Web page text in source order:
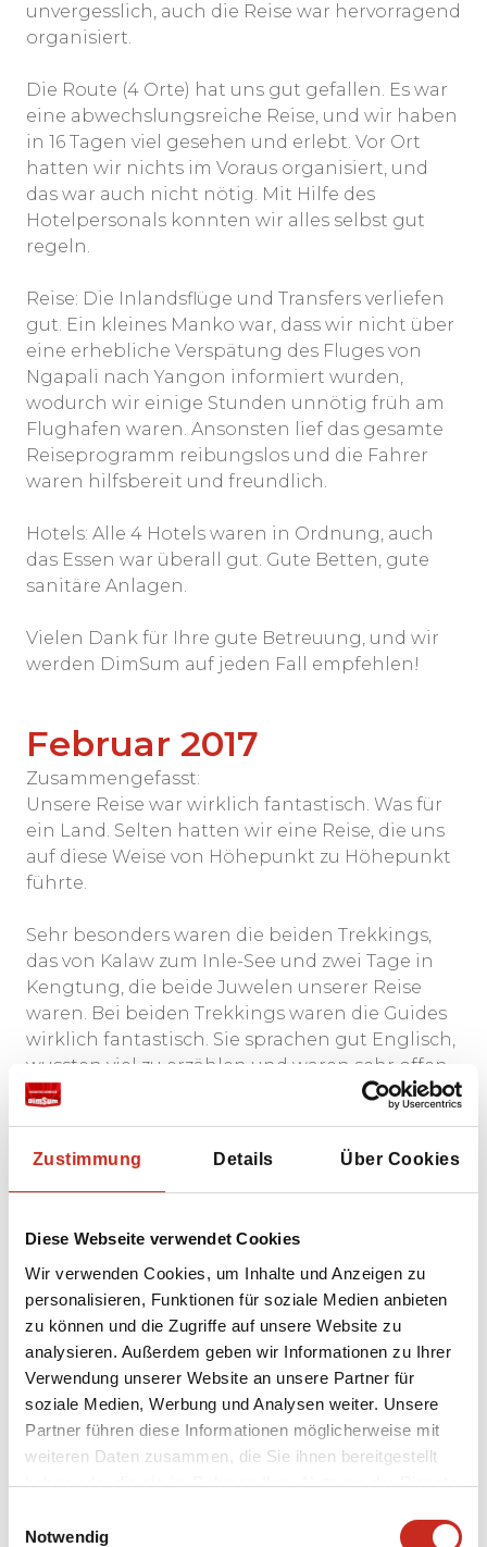
Zustimmung Details Über Cookies
Diese Webseite verwendet Cookies
Wir verwenden Cookies, um Inhalte und Anzeigen zu
personalisieren, Funktionen für soziale Medien anbieten
zu können und die Zugriffe auf unsere Website zu
analysieren. Außerdem geben wir Informationen zu Ihrer
Verwendung unserer Website an unsere Partner für
soziale Medien, Werbung und Analysen weiter. Unsere
Partner führen diese Informationen möglicherweise mit
weiteren Daten zusammen, die Sie ihnen bereitgestellt
haben oder die sie im Rahmen Ihrer Nutzung der Dienste
Notwendig
unvergesslich, auch die Reise war hervorragend
organisiert.
Die Route (4 Orte) hat uns gut gefallen. Es war
eine abwechslungsreiche Reise, und wir haben
in 16 Tagen viel gesehen und erlebt. Vor Ort
hatten wir nichts im Voraus organisiert, und
das war auch nicht nötig. Mit Hilfe des
Hotelpersonals konnten wir alles selbst gut
regeln.
Reise: Die Inlandsflüge und Transfers verliefen
gut. Ein kleines Manko war, dass wir nicht über
eine erhebliche Verspätung des Fluges von
Ngapali nach Yangon informiert wurden,
wodurch wir einige Stunden unnötig früh am
Flughafen waren. Ansonsten lief das gesamte
Reiseprogramm reibungslos und die Fahrer
waren hilfsbereit und freundlich.
Hotels: Alle 4 Hotels waren in Ordnung, auch
das Essen war überall gut. Gute Betten, gute
sanitäre Anlagen.
Vielen Dank für Ihre gute Betreuung, und wir
werden DimSum auf jeden Fall empfehlen!
Februar 2017
Zusammengefasst:
Unsere Reise war wirklich fantastisch. Was für
ein Land. Selten hatten wir eine Reise, die uns
auf diese Weise von Höhepunkt zu Höhepunkt
führte.
Sehr besonders waren die beiden Trekkings,
das von Kalaw zum Inle-See und zwei Tage in
Kengtung, die beide Juwelen unserer Reise
waren. Bei beiden Trekkings waren die Guides
wirklich fantastisch. Sie sprachen gut Englisch,
wussten viel zu erzählen und waren sehr offen,
sogar über Politik und andere sensible
Der Guide, der mit uns von Mandalay nach
Pindaya fuhr, hatte hingegen sehr wenig
Strecke einen Guide mitzunehmen. Die Fahrt
nach Pindaya war wunderschön. Es wäre eine
Idee, dies standardmäßig anzubieten.
Der Fahrer, den wir in Mandalay (und von
Mandalay nach Pindaya) hatten, war gut,
meiner Meinung nach besser als der Guide. Wir
möchten Ihnen gerne mitgeben, dass es sich
lohnt, die Umgebung von Mandalay in das
Programm aufzunehmen. Es ist ziemlich
weit auseinander und ohne Auto hätten wir es